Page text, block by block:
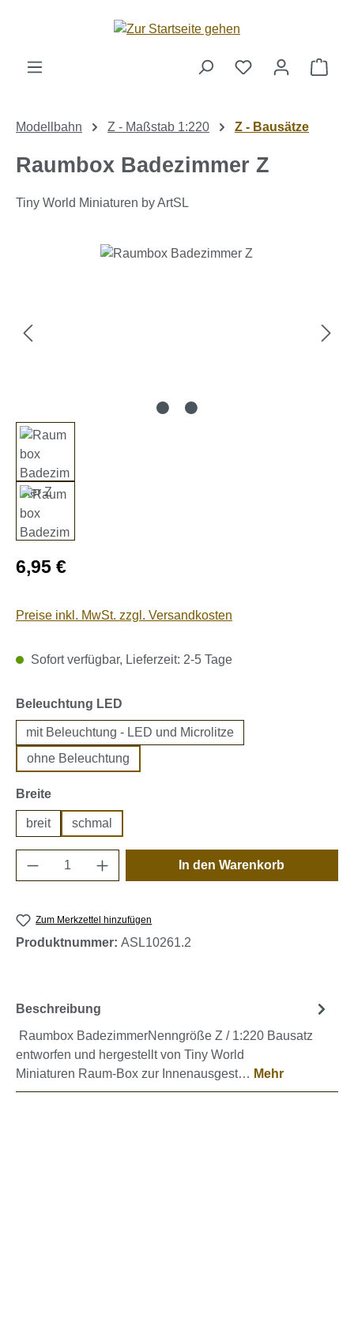
Zum Hauptinhalt springen
Modellbahn Z - Maßstab 1:220 Z - Bausätze
Raumbox Badezimmer Z
Tiny World Miniaturen by ArtSL
Bildergalerie überspringen
Regulärer Preis:
6,95 €
Preise inkl. MwSt. zzgl. Versandkosten
Sofort verfügbar, Lieferzeit: 2-5 Tage
Beleuchtung LED
mit Beleuchtung - LED und Microlitze
ohne Beleuchtung
Breiteauswählen
breit schmal
Produkt Anzahl: Gib den gewünschten
In den Warenkorb
Zum Merkzettel hinzufügen
Produktnummer: ASL10261.2
Beschreibung
Raumbox BadezimmerNenngröße Z / 1:220 Bausatz
entworfen und hergestellt von Tiny World
Miniaturen Raum-Box zur Innenausgest… Mehr